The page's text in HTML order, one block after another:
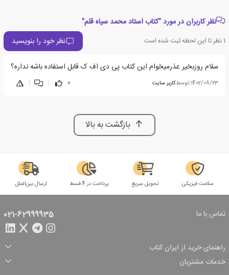
نظر کاربران در مورد "کتاب استاد محمد سیاه قلم"
1نظر تا این لحظه ثبت شده است نظر خود را بنویسید
سلام روزبخیر عذرمیخوام این کتاب پی دی اف ک قابل استفاده باشه نداره؟
1402/08/23
|توسطکاربر سایت 0
|
|
بازگشت به بالا
سلامت فیزیکی تحویل سریع پرداخت در 4 قسط ارسال بین‌الملل
تماس با ما 021-62999935
راهنمای خرید از ایران کتاب
ثبت سفارش
شرایط ارسال سفارش
شیوه پرداخت
تخفیف‌های خرید
خدمات مشتریان